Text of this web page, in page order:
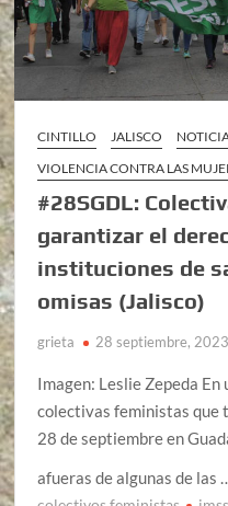
CINTILLO JALISCO
VIOLENCIA CONTRA LAS
#28SGDL:
garantizar el
instituciones de
omisas (Jalisco)
grieta 28 septiembre, 2023
Imagen: Leslie Zepeda
colectivas feministas que
28 de septiembre en
afueras de algunas de las